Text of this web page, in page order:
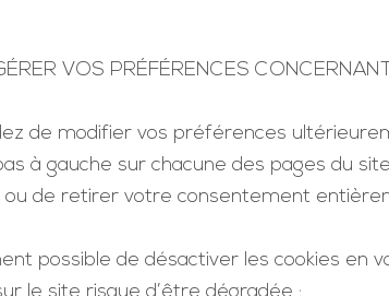
VOS PRÉFÉRENCES
de modifier vos préférences
à gauche sur chacune des pages du
de retirer votre consentement
possible de désactiver les cookies
le site risque d’être dégradée :